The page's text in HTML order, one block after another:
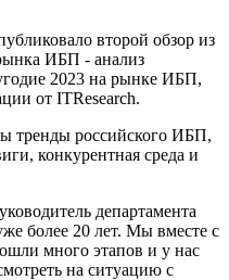
второй обзор из
ИБП - анализ
2023 на рынке ИБП,
от ITResearch.
тренды российского ИБП,
конкурентная среда и
департамента
более 20 лет. Мы вместе с
много этапов и у нас
на ситуацию с